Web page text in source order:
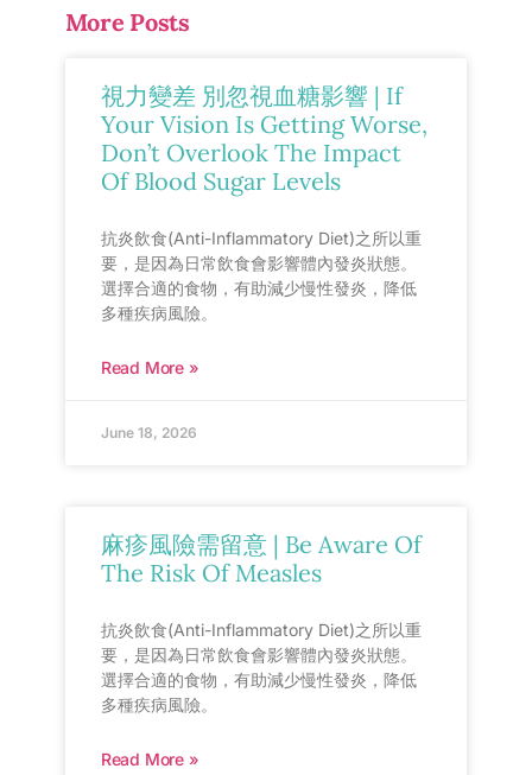
More Posts
視力變差 別忽視血糖影響 | If
Your Vision Is Getting Worse,
Don’t Overlook The Impact
Of Blood Sugar Levels
抗炎飲食(Anti-Inflammatory Diet)之所以重
要，是因為日常飲食會影響體內發炎狀態。
選擇合適的食物，有助減少慢性發炎，降低
多種疾病風險。
Read More »
June 18, 2026
麻疹風險需留意 | Be Aware Of
The Risk Of Measles
抗炎飲食(Anti-Inflammatory Diet)之所以重
要，是因為日常飲食會影響體內發炎狀態。
選擇合適的食物，有助減少慢性發炎，降低
多種疾病風險。
Read More »